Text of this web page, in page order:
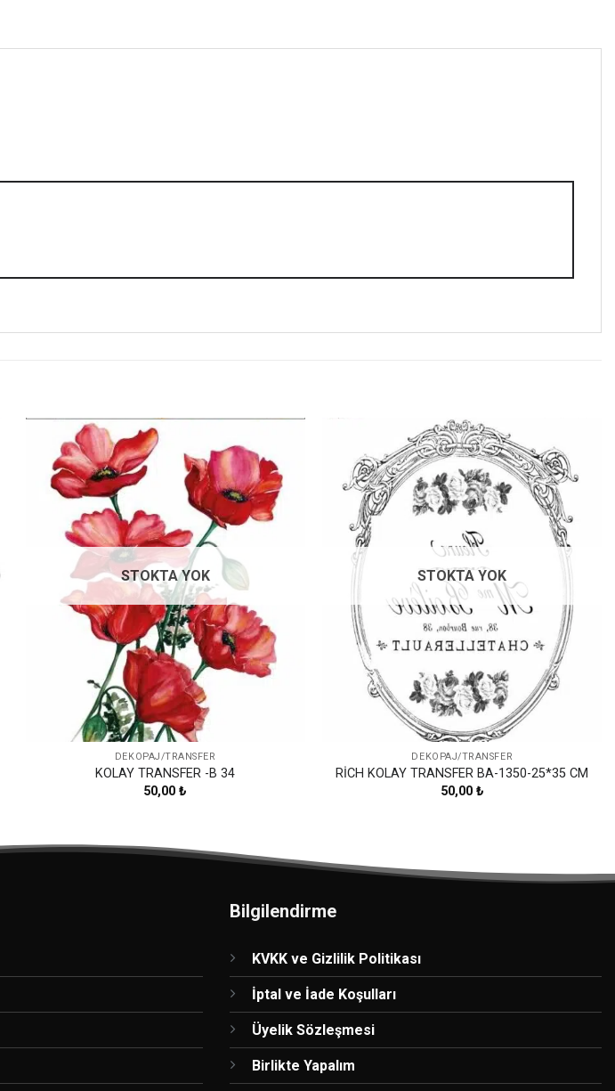
Favorilerime
Ekle
STOKTA YOK
DEKOPAJ/TRANSFER
KOLAY TRANSFER -B 34
50,00₺
Favorilerime
Ekle
STOKTA YOK
DEKOPAJ/TRANSFER
RİCH KOLAY TRANSFER BA-1350-25*35 CM
50,00 ₺
Bilgilendirme
KVKK ve Gizlilik Politikası
İptal ve İade Koşulları
Üyelik Sözleşmesi
Birlikte Yapalım